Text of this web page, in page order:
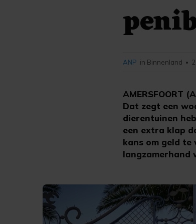
AMERSFOORT
Dat zegt een
dierentuinen
een extra klap
kans om geld te
langzamerhand
ANP in Binnenland •